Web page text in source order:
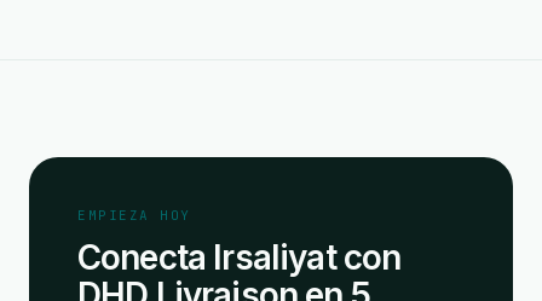
EMPIEZA HOY
Conecta Irsaliyat con